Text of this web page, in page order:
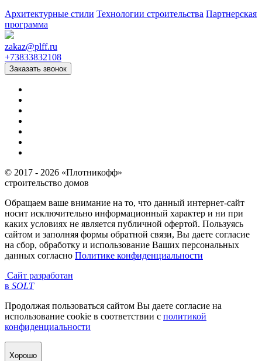
Архитектурные стили Технологии строительства Партнерская
программа
zakaz@plff.ru
+73833832108
Заказать звонок
© 2017 - 2026 «Плотникофф»
строительство домов
Обращаем ваше внимание на то, что данный интернет-сайт
носит исключительно информационный характер и ни при
каких условиях не является публичной офертой. Пользуясь
сайтом и заполняя формы обратной связи, Вы даете согласие
на сбор, обработку и использование Ваших персональных
данных согласно Политике конфиденциальности
Сайт разработан
в SOLT
Продолжая пользоваться сайтом Вы даете согласие на
использование cookie в соответствии с политикой
конфиденциальности
Хорошо